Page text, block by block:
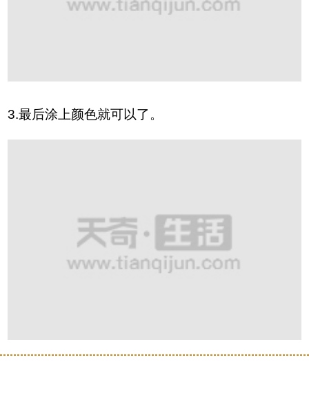
3.最后涂上颜色就可以了。